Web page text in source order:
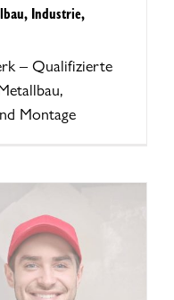
Industrie,
– Qualifizierte
Montage